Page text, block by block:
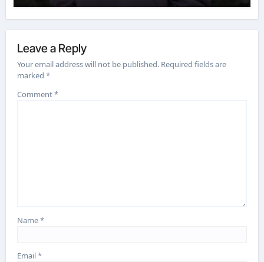
Leave a Reply
Your email address will not be published. Required fields are
marked*
Comment*
Name*
Email*